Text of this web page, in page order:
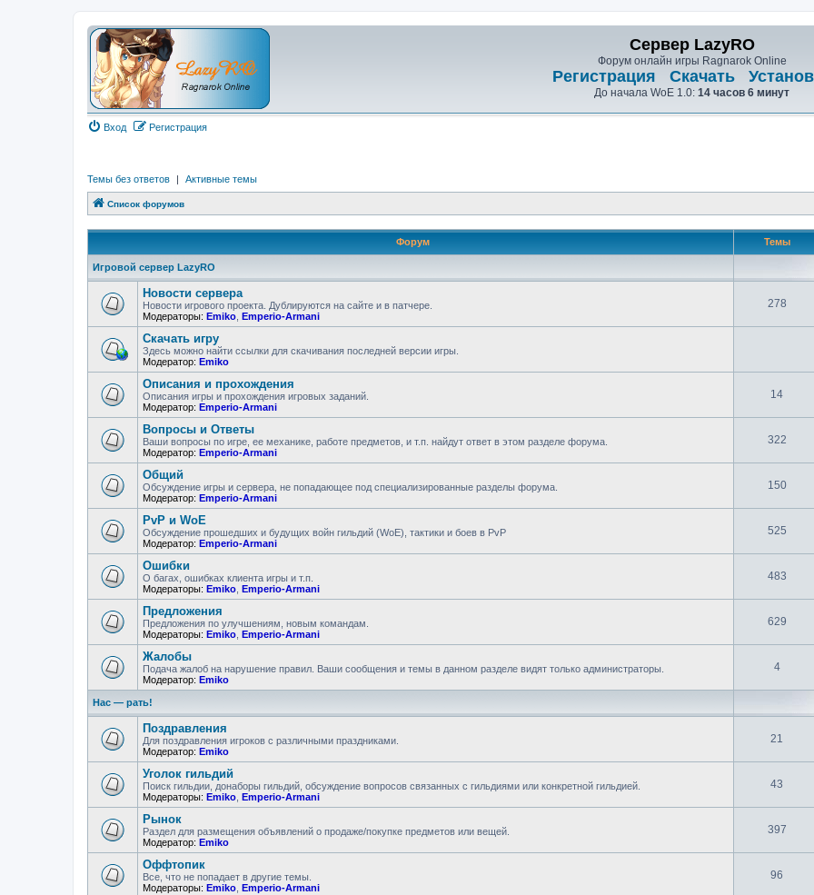
Сервер LazyRO
Форум онлайн игры Ragnarok Online
Регистрация Скачать
До начала WoE 1.0: 14 часов 6 минут
Вход Регистрация
Темы без ответов | Активные темы
Список форумов
Форум Темы
Игровой сервер LazyRO
Новости сервера
Новости игрового проекта. Дублируются на сайте и в патчере.
Модераторы: Emiko Emperio-Armani
278
Скачать игру
Здесь можно найти ссылки для скачивания последней версии игры.
Модератор: Emiko
Описания и прохождения
Описания игры и прохождения игровых заданий.
Модератор: Emperio-Armani
14
Вопросы и Ответы
Ваши вопросы по игре, ее механике, работе предметов, и т.п. найдут ответ в этом разделе форума.
Модератор: Emperio-Armani
322
Общий
Обсуждение игры и сервера, не попадающее под специализированные разделы форума.
Модератор: Emperio-Armani
150
PvP и WoE
Обсуждение прошедших и будущих войн гильдий (WoE), тактики и боев в PvP
Модератор: Emperio-Armani
525
Ошибки
О багах, ошибках клиента игры и т.п.
Модераторы: Emiko Emperio-Armani
483
Предложения
Предложения по улучшениям, новым командам.
Модераторы: Emiko Emperio-Armani
629
Жалобы
Подача жалоб на нарушение правил. Ваши сообщения и темы в данном разделе видят только администраторы.
Модератор: Emiko
4
Нас — рать!
Поздравления
Для поздравления игроков с различными праздниками.
Модератор: Emiko
21
Уголок гильдий
Поиск гильдии, донаборы гильдий, обсуждение вопросов связанных с гильдиями или конкретной гильдией.
Модераторы: Emiko Emperio-Armani
43
Рынок
Раздел для размещения объявлений о продаже/покупке предметов или вещей.
Модератор: Emiko
397
Оффтопик
Все, что не попадает в другие темы.
Модераторы: Emiko Emperio-Armani
96